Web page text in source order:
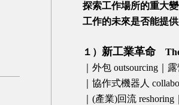
探索工作場所的重大
工作的未來是否能提
１） 新工業革命
｜外包 outsourcing｜
｜協作式機器人
｜(產業)回流 reshoring